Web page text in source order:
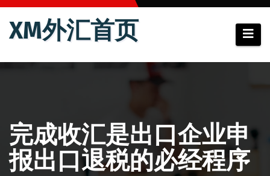
跳
XM外汇首页
完成收汇是出口企业申
报出口退税的必经程序